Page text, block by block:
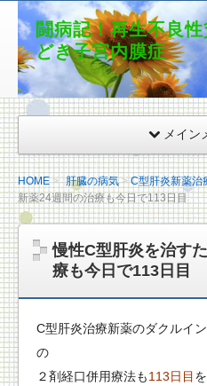
闘病記！再生不良
どき子宮内膜症
メイン
HOME 肝臓の病気 C型肝炎新薬治
新薬24週間の治療も今日で113日目
慢性C型肝炎を治す
療も今日で113日目
C型肝炎治療新薬のダクルイ
の
２剤経口併用療法も113日目